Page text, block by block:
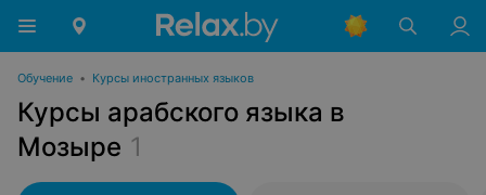
Обучение • Курсы иностранных языков
Курсы арабского языка в
Мозыре 1